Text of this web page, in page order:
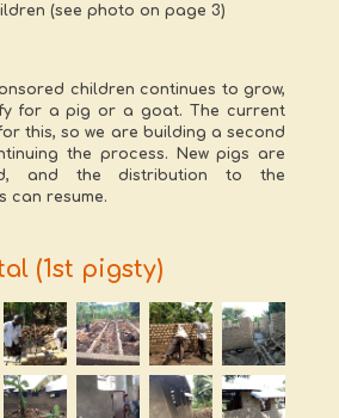
(see photo on page 3)
children continues to grow,
for a pig or a goat. The current
this, so we are building a second
the process. New pigs are
and the distribution to the
can resume.
(1st pigsty)